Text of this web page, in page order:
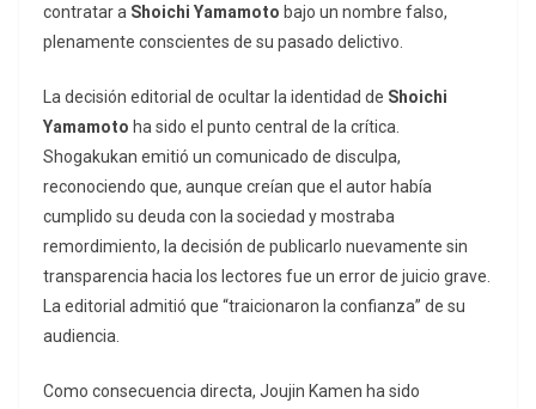
contratar a Shoichi Yamamoto bajo un nombre falso,
plenamente conscientes de su pasado delictivo.
La decisión editorial de ocultar la identidad de Shoichi
Yamamoto ha sido el punto central de la crítica.
Shogakukan emitió un comunicado de disculpa,
reconociendo que, aunque creían que el autor había
cumplido su deuda con la sociedad y mostraba
remordimiento, la decisión de publicarlo nuevamente sin
transparencia hacia los lectores fue un error de juicio grave.
La editorial admitió que “traicionaron la confianza” de su
audiencia.
Como consecuencia directa, Joujin Kamen ha sido